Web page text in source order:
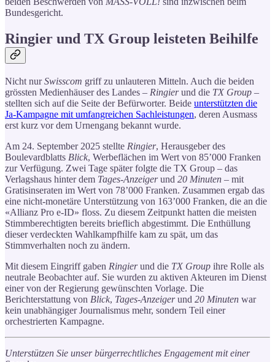
Bundesgericht.
Ringier und TX Group leisteten Beihilfe
Nicht nurSwisscom griff zu unlauteren Mitteln. Auch die beiden
grössten Medienhäuser des Landes – Ringierund die TX Group –
stellten sich auf die Seite der Befürworter. Beide unterstützten die
Ja-Kampagne mit umfangreichen Sachleistungen, deren Ausmass
erst kurz vor dem Urnengang bekannt wurde.
Am 24. September 2025 stellte Ringier, Herausgeber des
Boulevardblatts Blick, Werbeflächen im Wert von 85’000 Franken
zur Verfügung. Zwei Tage später folgte die TX Group – das
Verlagshaus hinter dem Tages-Anzeigerund 20 Minuten – mit
Gratisinseraten im Wert von 78’000 Franken. Zusammen ergab das
eine nicht-monetäre Unterstützung von 163’000 Franken, die an die
«Allianz Pro e-ID» floss. Zu diesem Zeitpunkt hatten die meisten
Stimmberechtigten bereits brieflich abgestimmt. Die Enthüllung
dieser verdeckten Wahlkampfhilfe kam zu spät, um das
Stimmverhalten noch zu ändern.
Mit diesem Eingriff gaben Ringierund die TX Group ihre Rolle als
neutrale Beobachter auf. Sie wurden zu aktiven Akteuren im Dienst
einer von der Regierung gewünschten Vorlage. Die
Berichterstattung von Blick, Tages-Anzeigerund 20 Minuten war
kein unabhängiger Journalismus mehr, sondern Teil einer
orchestrierten Kampagne.
Unterstützen Sie unser bürgerrechtliches Engagement mit einer